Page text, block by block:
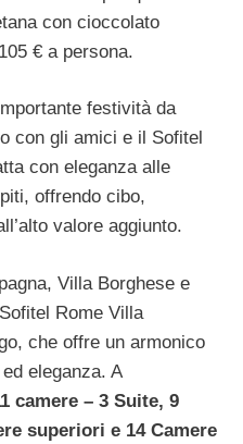
con cioccolato
€ a persona.
festività da
con gli amici e il Sofitel
con eleganza alle
offrendo cibo,
valore aggiunto.
Villa Borghese e
Rome Villa
che offre un armonico
eleganza. A
camere – 3 Suite, 9
superiori e 14 Camere